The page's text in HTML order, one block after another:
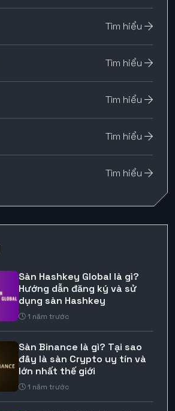
Tìm hiểu
Tìm hiểu
Tìm hiểu
Tìm hiểu
Tìm hiểu
Sàn Hashkey Global là gì?
Hướng dẫn đăng ký và sử
dụng sàn Hashkey
1 năm trước
Sàn Binance là gì? Tại sao
đây là sàn Crypto uy tín và
lớn nhất thế giới
1 năm trước